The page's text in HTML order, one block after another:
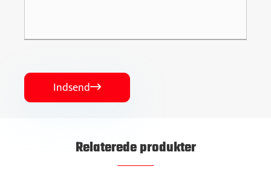
Indsend
Relaterede produkter